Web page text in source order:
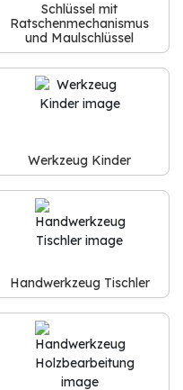
Schlüssel mit
Ratschenmechanismus
und Maulschlüssel
Werkzeug Kinder
Handwerkzeug Tischler